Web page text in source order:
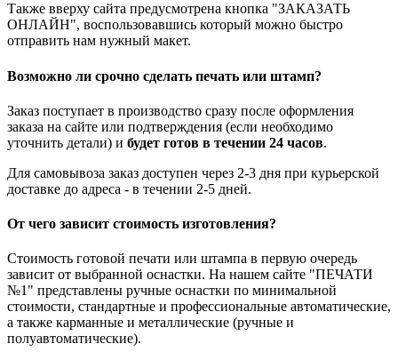
Также вверху сайта предусмотрена кнопка "ЗАКАЗАТЬ
ОНЛАЙН", воспользовавшись который можно быстро
отправить нам нужный макет.
Возможно ли срочно сделать печать или штамп?
Заказ поступает в производство сразу после оформления
заказа на сайте или подтверждения (если необходимо
уточнить детали) и будет готов в течении 24 часов.
Для самовывоза заказ доступен через 2-3 дня при курьерской
доставке до адреса - в течении 2-5 дней.
От чего зависит стоимость изготовления?
Стоимость готовой печати или штампа в первую очередь
зависит от выбранной оснастки. На нашем сайте "ПЕЧАТИ
№1" представлены ручные оснастки по минимальной
стоимости, стандартные и профессиональные автоматические,
а также карманные и металлические (ручные и
полуавтоматические).